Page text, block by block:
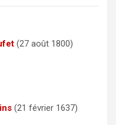
(27 août 1800)
(21 février 1637)